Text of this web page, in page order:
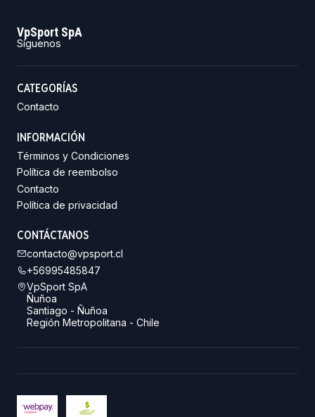
VpSport SpA
Síguenos
CATEGORÍAS
Contacto
INFORMACIÓN
Términos y Condiciones
Política de reembolso
Contacto
Política de privacidad
CONTÁCTANOS
contacto@vpsport.cl
+56995485847
VpSport SpA
Ñuñoa
Santiago - Ñuñoa
Región Metropolitana - Chile